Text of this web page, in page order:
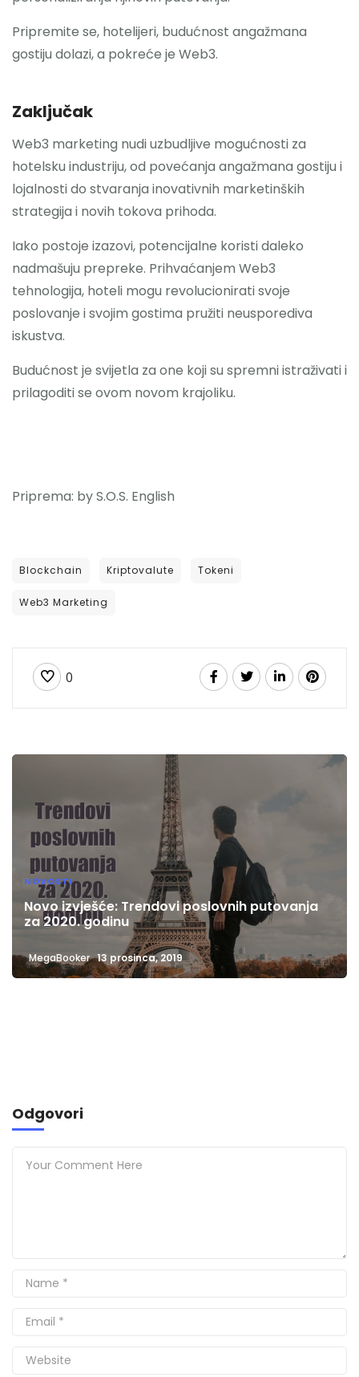
Pripremite se, hotelijeri, budućnost angažmana
gostiju dolazi, a pokreće je Web3.
Zaključak
Web3 marketing nudi uzbudljive mogućnosti za
hotelsku industriju, od povećanja angažmana gostiju i
lojalnosti do stvaranja inovativnih marketinških
strategija i novih tokova prihoda.
Iako postoje izazovi, potencijalne koristi daleko
nadmašuju prepreke. Prihvaćanjem Web3
tehnologija, hoteli mogu revolucionirati svoje
poslovanje i svojim gostima pružiti neusporediva
iskustva.
Budućnost je svijetla za one koji su spremni istraživati ​​i
prilagoditi se ovom novom krajoliku.
Priprema: by S.O.S. English
Blockchain Kriptovalute Tokeni
Web3 Marketing
0
NOVOSTI
Novo izvješće: Trendovi poslovnih putovanja
za 2020. godinu
MegaBooker 13 prosinca, 2019
Odgovori